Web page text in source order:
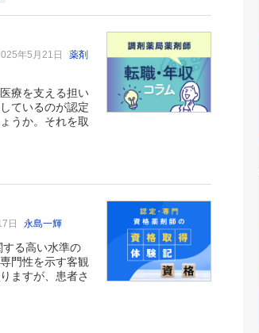
年5月21日
薬剤
療を支える担い
ているのが認定
うか。それを取
日 永島一輝
る高い水準の
門性を示す客観
ますが、患者さ